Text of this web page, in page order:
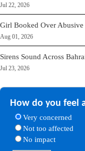
Jul 22, 2026
Girl Booked Over
Aug 01, 2026
Sirens Sound Across
Jul 23, 2026
How do you feel
Very concerned
Not too affected
No impact